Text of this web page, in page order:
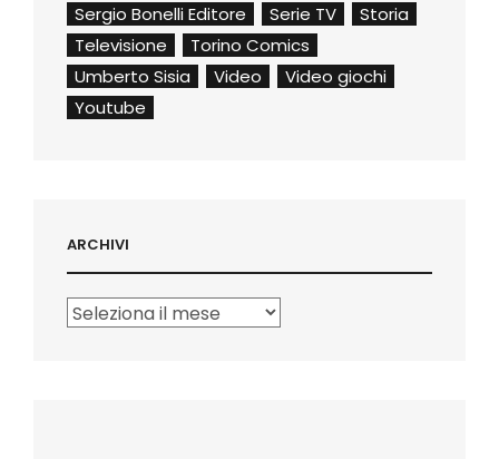
Sergio Bonelli Editore
Serie TV
Storia
Televisione
Torino Comics
Umberto Sisia
Video
Video giochi
Youtube
ARCHIVI
Archivi